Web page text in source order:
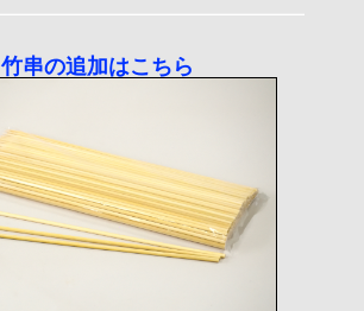
竹串の追加はこちら